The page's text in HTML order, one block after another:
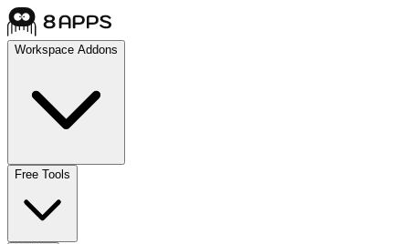
Workspace Addons
Free Tools